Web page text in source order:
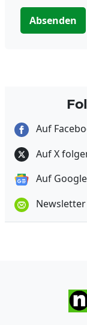
Absenden
Auf
Auf X
Auf